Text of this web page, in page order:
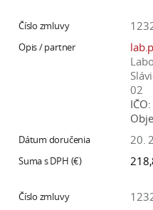
02
IČO:
20.